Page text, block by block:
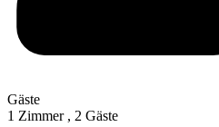
Gäste
1 Zimmer , 2 Gäste